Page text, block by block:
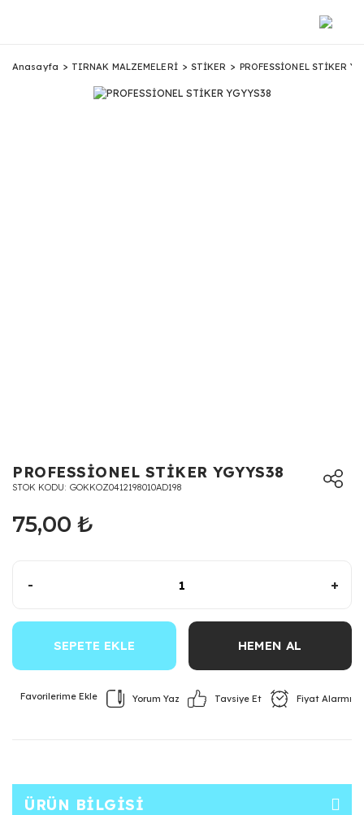
Anasayfa TIRNAK MALZEMELERİ STİKER PROFESSİONEL STİKER
PROFESSİONEL STİKER YGYYS38
STOK KODU GOKKOZ0412198010AD198
75,00 ₺
- +
SEPETE EKLE HEMEN AL
Yorum Yaz Tavsiye Et Fiyat Alarmı
ÜRÜN BILGISI